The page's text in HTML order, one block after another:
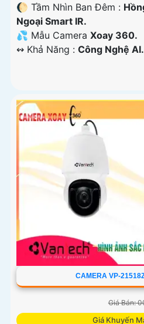
🌔 Tầm Nhìn Ban Đêm :
Ngoại Smart IR.
💦 Mẫu Camera Xoay 360.
️↭ Khả Năng : Công Nghệ AI.
CAMERA VP-
Giá Bán:
Giá Khuyến